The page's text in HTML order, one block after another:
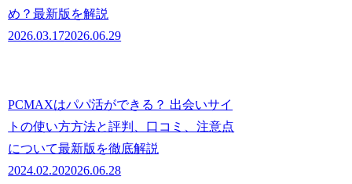
め？最新版を解説
2026.03.172026.06.29
PCMAXはパパ活ができる？ 出会いサイ
トの使い方方法と評判、口コミ、注意点
について最新版を徹底解説
2024.02.202026.06.28